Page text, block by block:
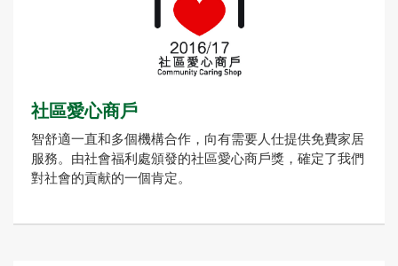
社區愛心商戶
智舒適一直和多個機構合作，向有需要人仕提供免費家居
服務。由社會福利處頒發的社區愛心商戶獎，確定了我們
對社會的貢献的一個肯定。